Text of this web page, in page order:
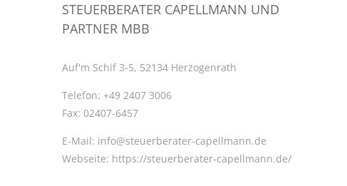
STEUERBERATER CAPELLMANN UND
PARTNER MBB
Auf'm Schif 3-5, 52134 Herzogenrath
Telefon: +49 2407 3006
Fax: 02407-6457
E-Mail: info@steuerberater-capellmann.de
Webseite: https://steuerberater-capellmann.de/